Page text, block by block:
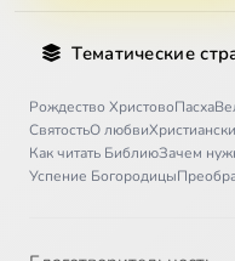
Тематические
Рождество ХристовоПасха
СвятостьО любви
Как читать БиблиюЗачем
Успение Богородицы